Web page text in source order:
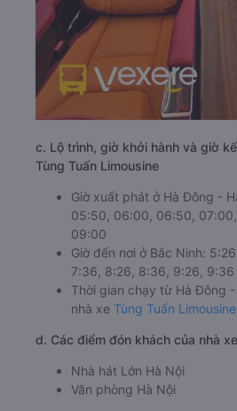
c. Lộ trình, giờ khởi hành và giờ
Tùng Tuấn Limousine
Giờ xuất phát ở Hà Đông -
05:50, 06:00, 06:50,
09:00
Giờ đến nơi ở Bắc Ninh:
7:36, 8:26, 8:36, 9:26, 9:36
nhà xeTùng Tuấn Limousine